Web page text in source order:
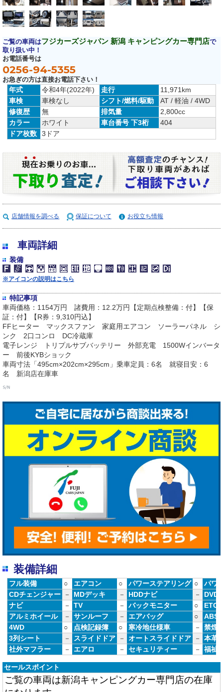
年式 令和4年(2022年) 走行
11,971km
車検
車検なし シフト/燃料/駆動
AT / 軽油 / 4WD
修復歴
無 排気量
2,800cc
カラー
ホワイト 車台番号 下3桁
404
ドア枚数
3ドア
ご覧の車両はフジカーズジャパン 新潟 キャンピングカー専門店で
取り扱い中！
お電話番号は
0256-94-5355
お急ぎの方は直接お電話下さい！
店舗情報を調べる 保証について お役立ち情報
車両詳細
装備
※アイコンの説明はこちら
特記事項
車両価格：1154万円 諸費用：12.2万円【定期点検整備：付】【保
証：付】【R券：9,310円込】
FFヒーター マックスファン 家庭用エアコン ソーラーパネル シ
ンク 2口コンロ DC冷蔵庫
電子レンジ トリプルサブバッテリー 外部充電 1500Wインバータ
ー 前後KYBショック
車両寸法「495cm×202cm×295cm」乗車定員：6名 就寝目安：6
名 新潟店在庫車
装備詳細
フル装備 ○ エアコン ○ パワーステアリング ○
パワ
CDチェンジャー
－ MDデッキ － HDDナビ －
DVD
ナビ
－ TV － バックモニター ○
ETC
アルミホイール
－ サンルーフ － エアバッグ ○
ABS
4WD
○ 点検記録簿 ○ 寒冷地仕様車 －
禁煙
3列シート
－ スライドドア － オートスライドドア －
本革
社外マフラー
－ エアロ － セキュリティー － 福祉
セールスポイント
ご覧の車両は新潟キャンピングカー専門店の在庫